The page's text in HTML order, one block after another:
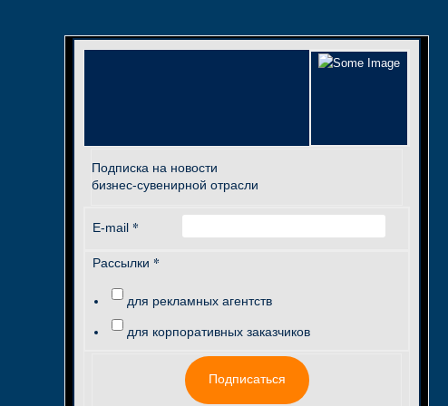
Подписка на новости
бизнес-сувенирной отрасли
E-mail *
Рассылки *
для рекламных агентств
для корпоративных заказчиков
Подписаться